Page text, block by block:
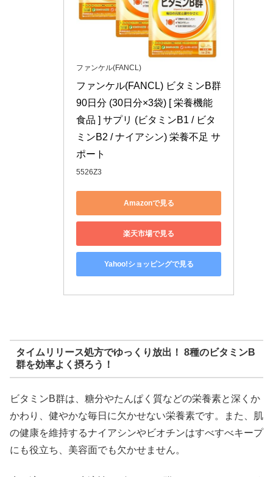
ファンケル(FANCL)
ファンケル(FANCL) ビタミンB群
90日分 (30日分×3袋) [ 栄養機能
食品 ] サプリ (ビタミンB1 / ビタ
ミンB2 / ナイアシン) 栄養不足 サ
ポート
5526Z3
Amazonで見る
楽天市場で見る
Yahoo!ショッピングで見る
タイムリリース処方でゆっくり放出！ 8種のビタミンB
群を効率よく摂ろう！
ビタミンB群は、糖分やたんぱく質などの栄養素と深くか
かわり、健やかな毎日に欠かせない栄養素です。また、肌
の健康を維持するナイアシンやビオチンはすべすべキープ
にも役立ち、美容面でも欠かせません。